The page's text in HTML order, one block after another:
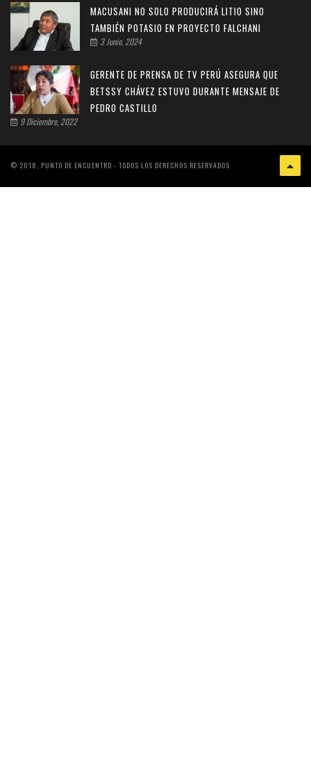
MACUSANI NO SOLO PRODUCIRÁ LITIO SINO
TAMBIÉN POTASIO EN PROYECTO FALCHANI
3 Junio, 2024
GERENTE DE PRENSA DE TV PERÚ ASEGURA QUE
BETSSY CHÁVEZ ESTUVO DURANTE MENSAJE DE
PEDRO CASTILLO
9 Diciembre, 2022
© 2018, PUNTO DE ENCUENTRO - TODOS LOS DERECHOS RESERVADOS